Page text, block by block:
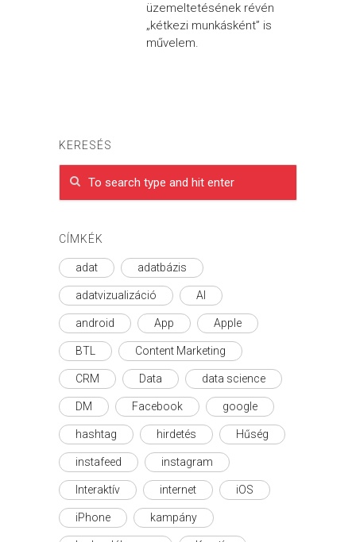
üzemeltetésének révén
„kétkezi munkásként” is
művelem.
KERESÉS
CÍMKÉK
adat adatbázis
adatvizualizáció AI
android App Apple
BTL Content Marketing
CRM Data data science
DM Facebook google
hashtag hirdetés Hűség
instafeed instagram
Interaktív internet iOS
iPhone kampány